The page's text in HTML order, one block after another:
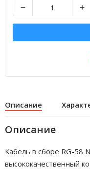
Описание
Описание
Кабель в сборе RG-58
высококачественный